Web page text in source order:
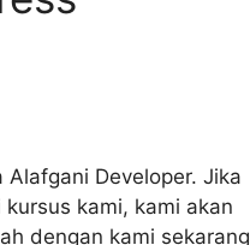
Developer. Jika
kami, kami akan
dengan kami sekarang